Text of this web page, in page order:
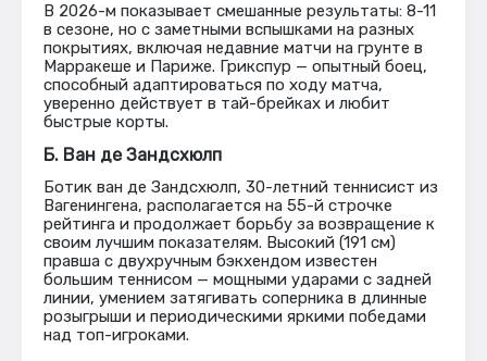
В 2026-м показывает смешанные результаты: 8-11
в сезоне, но с заметными вспышками на разных
покрытиях, включая недавние матчи на грунте в
Марракеше и Париже. Грикспур — опытный боец,
способный адаптироваться по ходу матча,
уверенно действует в тай-брейках и любит
быстрые корты.
Б. Ван де Зандсхюлп
Ботик ван де Зандсхюлп, 30-летний теннисист из
Вагенингена, располагается на 55-й строчке
рейтинга и продолжает борьбу за возвращение к
своим лучшим показателям. Высокий (191 см)
правша с двухручным бэкхендом известен
большим теннисом — мощными ударами с задней
линии, умением затягивать соперника в длинные
розыгрыши и периодическими яркими победами
над топ-игроками.